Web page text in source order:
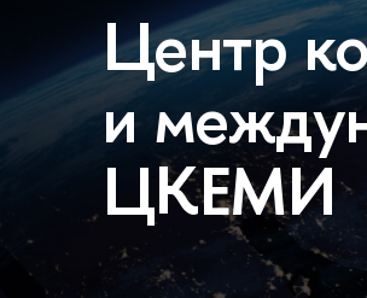
Центр
и
ЦКЕМИ